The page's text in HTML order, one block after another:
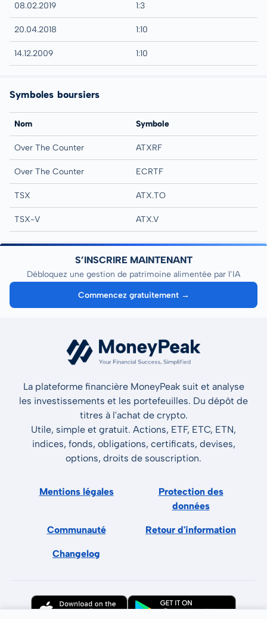
08.02.2019 1:3
20.04.2018 1:10
14.12.2009 1:10
Symboles boursiers
Nom Symbole
Over The Counter ATXRF
Over The Counter ECRTF
TSX ATX.TO
TSX-V ATX.V
S’INSCRIRE MAINTENANT
Débloquez une gestion de patrimoine alimentée par l’IA
Commencez gratuitement →
La plateforme financière MoneyPeak suit et analyse
les investissements et les portefeuilles. Du dépôt de
titres à l'achat de crypto.
Utile, simple et gratuit. Actions, ETF, ETC, ETN,
indices, fonds, obligations, certificats, devises,
options, droits de souscription.
Mentions légales
Protection des
données
Communauté Retour d'information
Changelog